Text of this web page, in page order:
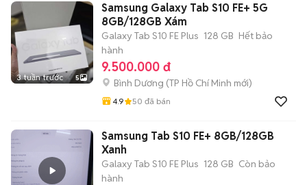
3 tuần trước 5
Samsung Galaxy Tab S10 FE+ 5G
8GB/128GB Xám
Galaxy Tab S10 FE Plus 128 GB Hết bảo
hành
9.500.000 đ
Bình Dương (TP Hồ Chí Minh mới)
4.9 50 đã bán
Samsung Tab S10 FE+ 8GB/128GB
Xanh
Galaxy Tab S10 FE Plus 128 GB Còn bảo
hành